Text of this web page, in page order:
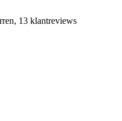
13 klantreviews